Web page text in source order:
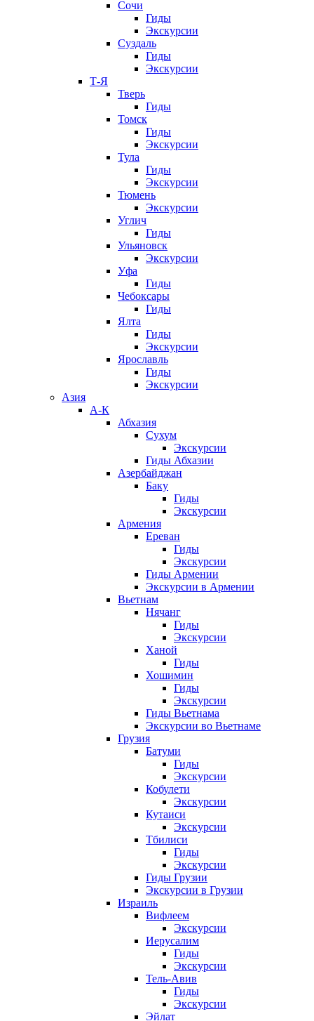
Сочи
Гиды
Экскурсии
Суздаль
Гиды
Экскурсии
Т-Я
Тверь
Гиды
Томск
Гиды
Экскурсии
Тула
Гиды
Экскурсии
Тюмень
Экскурсии
Углич
Гиды
Ульяновск
Экскурсии
Уфа
Гиды
Чебоксары
Гиды
Ялта
Гиды
Экскурсии
Ярославль
Гиды
Экскурсии
Азия
А-К
Абхазия
Сухум
Экскурсии
Гиды Абхазии
Азербайджан
Баку
Гиды
Экскурсии
Армения
Ереван
Гиды
Экскурсии
Гиды Армении
Экскурсии в Армении
Вьетнам
Нячанг
Гиды
Экскурсии
Ханой
Гиды
Хошимин
Гиды
Экскурсии
Гиды Вьетнама
Экскурсии во Вьетнаме
Грузия
Батуми
Гиды
Экскурсии
Кобулети
Экскурсии
Кутаиси
Экскурсии
Тбилиси
Гиды
Экскурсии
Гиды Грузии
Экскурсии в Грузии
Израиль
Вифлеем
Экскурсии
Иерусалим
Гиды
Экскурсии
Тель-Авив
Гиды
Экскурсии
Эйлат